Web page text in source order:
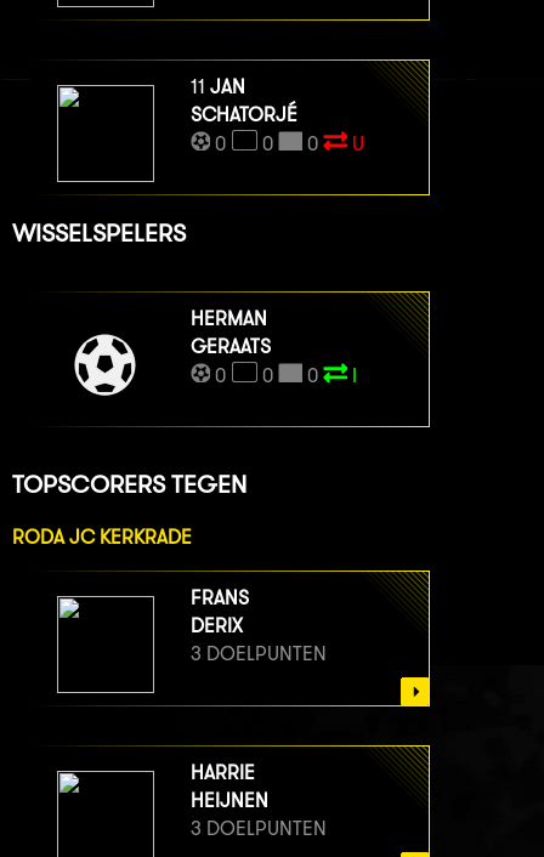
11 JAN
SCHATORJÉ
0
0 0 U
WISSELSPELERS
HERMAN
GERAATS
0
0 0 I
TOPSCORERS TEGEN
RODA JC KERKRADE
FRANS
DERIX
3 DOELPUNTEN
HARRIE
HEIJNEN
3 DOELPUNTEN